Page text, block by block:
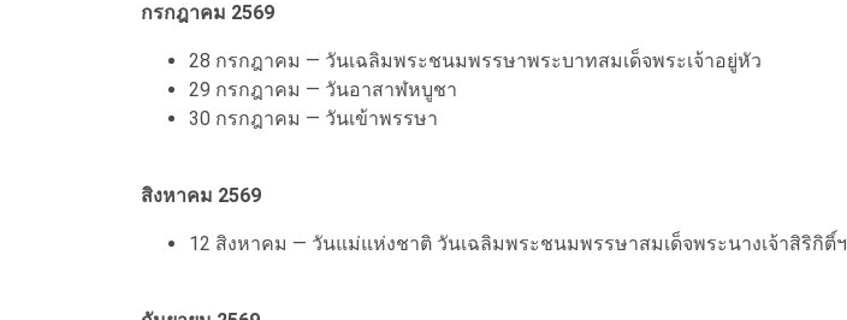
กรกฎาคม 2569
28 กรกฎาคม — วันเฉลิมพระชนมพรรษาพระบาทสมเด็จพระเจ้าอยู่หัว
29 กรกฎาคม — วันอาสาฬหบูชา
30 กรกฎาคม — วันเข้าพรรษา
สิงหาคม 2569
12 สิงหาคม — วันแม่แห่งชาติ วันเฉลิมพระชนมพรรษาสมเด็จพระนางเจ้าสิริกิติ์ฯ